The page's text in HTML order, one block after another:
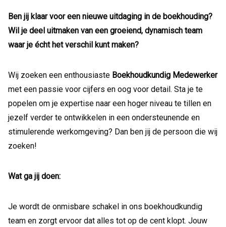
Ben jij klaar voor een nieuwe uitdaging in de boekhouding?
Wil je deel uitmaken van een groeiend, dynamisch team
waar je écht het verschil kunt maken?
Wij zoeken een enthousiaste Boekhoudkundig Medewerker
met een passie voor cijfers en oog voor detail. Sta je te
popelen om je expertise naar een hoger niveau te tillen en
jezelf verder te ontwikkelen in een ondersteunende en
stimulerende werkomgeving? Dan ben jij de persoon die wij
zoeken!
Wat ga jij doen:
Je wordt de onmisbare schakel in ons boekhoudkundig
team en zorgt ervoor dat alles tot op de cent klopt. Jouw